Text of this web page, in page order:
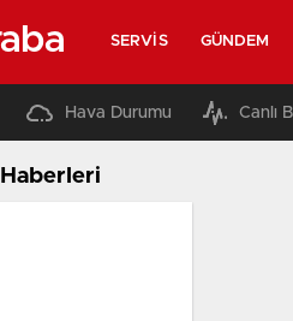
SERVIS GÜNDEM
Hava Durumu Canlı